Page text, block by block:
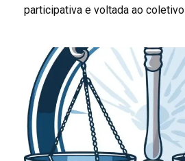
participativa e voltada ao coletivo